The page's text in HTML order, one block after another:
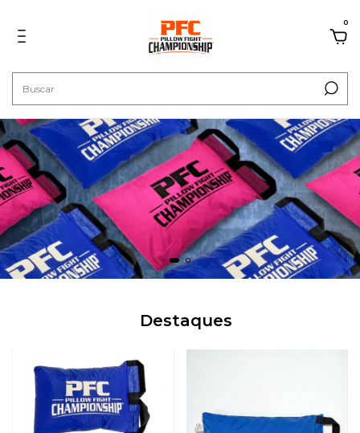
0
Destaques